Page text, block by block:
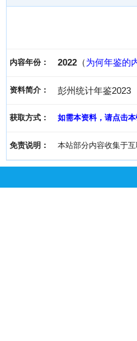
内容年份： 2022 （为何年鉴的
资料简介： 彭州统计年鉴2023
获取方式： 如需本资料，请点击
免责说明： 本站部分内容收集于